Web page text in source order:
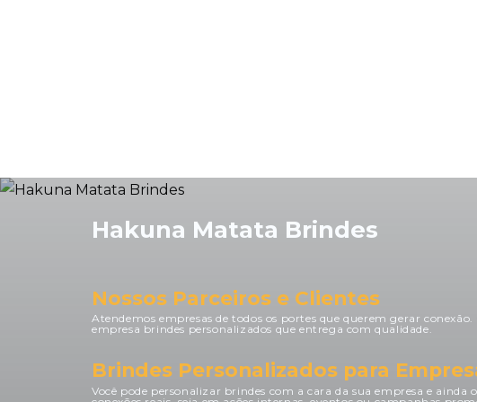
Hakuna Matata Brindes
Nossos Parceiros e Clientes
Atendemos empresas de todos os portes que querem gerar
empresa brindes personalizados que entrega com qualidade.
Brindes Personalizados para
Você pode personalizar brindes com a cara da sua empresa e